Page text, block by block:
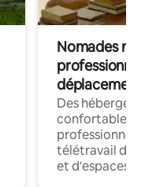
Nomades
déplacement
Des
confortables
professionnels
télétravail
et d'espaces